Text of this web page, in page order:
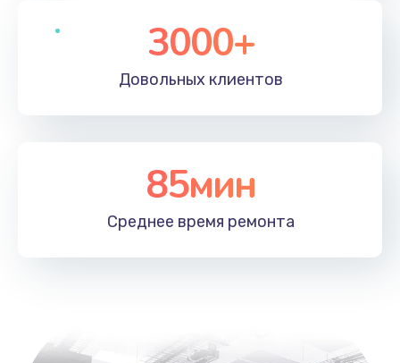
3000+
Довольных клиентов
85мин
Среднее время ремонта